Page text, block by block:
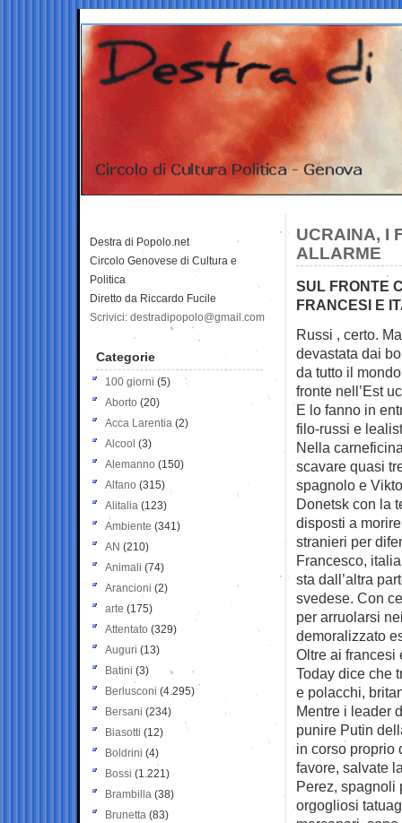
UCRAINA, I
ALLARME
SUL FRONTE
FRANCESI E
Russi , certo.
devastata dai
da tutto il
fronte nell’Est
E lo fanno in
filo-russi e
Nella
scavare quasi
spagnolo e
Donetsk con la
disposti a
stranieri per
Francesco,
sta dall’altra
svedese. Con
per arruolarsi
demoralizzato
Oltre ai francesi
Today dice che
e polacchi,
Mentre i leader
punire Putin
in corso proprio
favore, salvate
Perez, spagnoli
orgogliosi
Destra di Popolo.net
Circolo Genovese di Cultura e
Politica
Diretto da Riccardo Fucile
Scrivici: destradipopolo@gmail.com
Categorie
100 giorni (5)
Aborto (20)
Acca Larentia (2)
Alcool (3)
Alemanno (150)
Alfano (315)
Alitalia (123)
Ambiente (341)
AN (210)
Animali (74)
Arancioni (2)
arte (175)
Attentato (329)
Auguri (13)
Batini (3)
Berlusconi (4.295)
Bersani (234)
Biasotti (12)
Boldrini (4)
Bossi (1.221)
Brambilla (38)
Brunetta (83)